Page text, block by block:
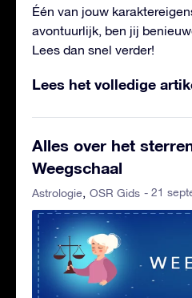
Één van jouw
avontuurlijk, ben jij
Lees dan snel verder!
Lees het volledige
Alles over het
Weegschaal
Astrologie OSR Gids - 21